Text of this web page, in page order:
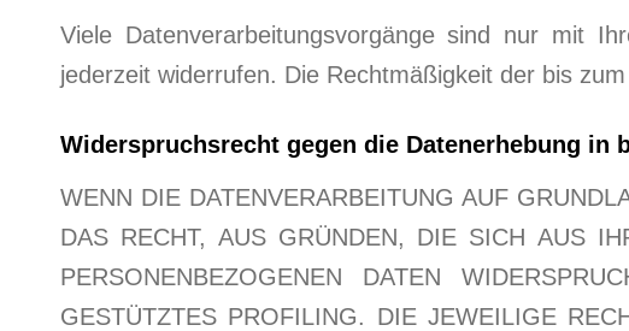
Viele Datenverarbeitungsvorgänge sind nur mit
jederzeit widerrufen. Die Rechtmäßigkeit der bis
Widerspruchsrecht gegen die Datenerhebung in
WENN DIE DATENVERARBEITUNG AUF
DAS RECHT, AUS GRÜNDEN, DIE SICH AUS
PERSONENBEZOGENEN DATEN
GESTÜTZTES PROFILING. DIE JEWEILIGE